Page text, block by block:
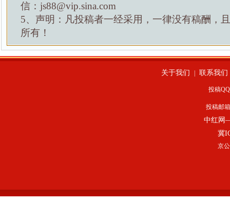
信：js88@vip.sina.com
5、声明：凡投稿者一经采用，一律没有稿酬，
所有！
关于我们 联系我们
投稿
投稿邮
中红网
冀
京